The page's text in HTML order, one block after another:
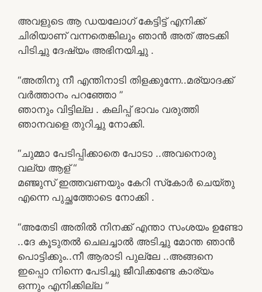
അവളുടെ ആ ഡയലോഗ് കേട്ടിട്ട് എനിക്ക്
ചിരിയാണ് വന്നതെങ്കിലും ഞാൻ അത് അടക്കി
പിടിച്ചു ദേഷ്യം അഭിനയിച്ചു .
“അതിനു നീ എന്തിനാടി തിളക്കുന്നേ..മര്യാദക്ക്
വർത്താനം പറഞ്ഞോ ”
ഞാനും വിട്ടില്ല . കലിപ്പ് ഭാവം വരുത്തി
ഞാനവളെ തുറിച്ചു നോക്കി.
“ചുമ്മാ പേടിപ്പിക്കാതെ പോടാ ..അവനൊരു
വല്യ ആള് “
മഞ്ജുസ് ഇത്തവണയും കേറി സ്‌കോർ ചെയ്തു
എന്നെ പുച്ഛത്തോടെ നോക്കി .
“അതേടി അതിൽ നിനക്ക് എന്താ സംശയം ഉണ്ടോ
..ദേ കൂടുതൽ ചെലച്ചാൽ അടിച്ചു മോന്ത ഞാൻ
പൊട്ടിക്കും..നീ ആരാടി പുല്ലേ ..അങ്ങനെ
ഇപ്പൊ നിന്നെ പേടിച്ചു ജീവിക്കണ്ടേ കാര്യം
ഒന്നും എനിക്കില്ല ”